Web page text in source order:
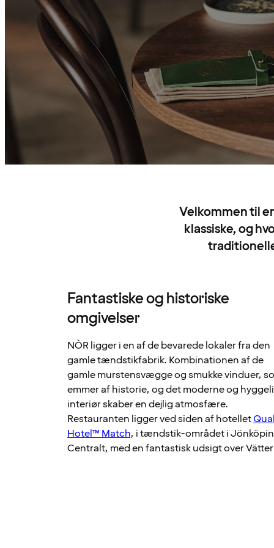
Velkommen til
klassiske, og
Fantastiske og historiske
omgivelser
NÒR ligger i en af de bevarede lokaler fra den
gamle tændstikfabrik. Kombinationen af de
gamle murstensvægge og smukke vinduer,
emmer af historie, og det moderne og
interiør skaber en dejlig atmosfære.
Restauranten ligger ved siden af hotellet
Hotel™ Match, i tændstik-området i
Centralt, med en fantastisk udsigt over